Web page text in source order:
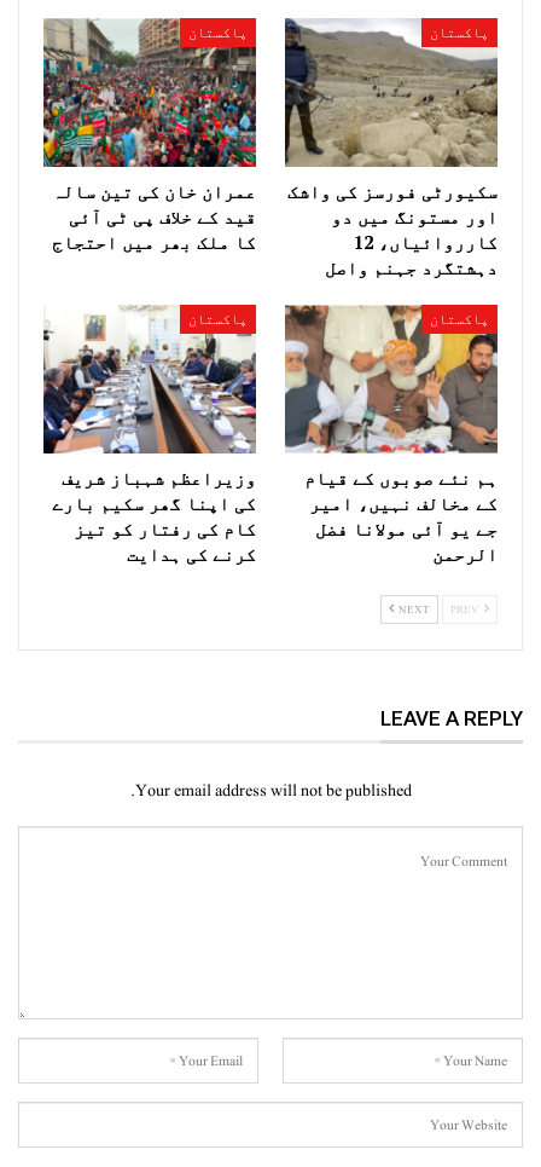
پاکستان
سکیورٹی فورسز کی واشک
اور مستونگ میں دو
کارروائیاں، 12
دہشتگرد جہنم واصل
پاکستان
عمران خان کی تین سالہ
قید کے خلاف پی ٹی آئی
کا ملک بھر میں احتجاج
پاکستان
ہم نئے صوبوں کے قیام
کے مخالف نہیں، امیر
جے یو آئی مولانا فضل
الرحمن
پاکستان
وزیراعظم شہباز شریف
کی اپنا گھر سکیم بارے
کام کی رفتار کو تیز
کرنے کی ہدایت
NEXT
LEAVE A REPLY
Your email address will not be published.